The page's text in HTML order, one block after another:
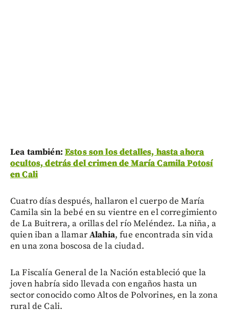
Lea también: Estos son los detalles, hasta ahora
ocultos, detrás del crimen de María Camila Potosí
en Cali
Cuatro días después, hallaron el cuerpo de María
Camila sin la bebé en su vientre en el corregimiento
de La Buitrera, a orillas del río Meléndez. La niña, a
quien iban a llamarAlahia, fue encontrada sin vida
en una zona boscosa de la ciudad.
La Fiscalía General de la Nación estableció que la
joven habría sido llevada con engaños hasta un
sector conocido como Altos de Polvorines, en la zona
rural de Cali.